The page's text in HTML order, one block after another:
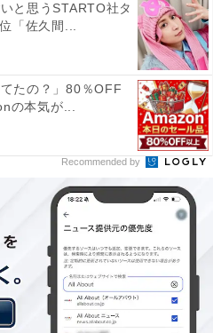
on Instagram
剛士 (@takeshi__tsuruno)
と思うSTARTO社タ
「佐久間...
たの？」80％OFF
の本気が...
Recommended by